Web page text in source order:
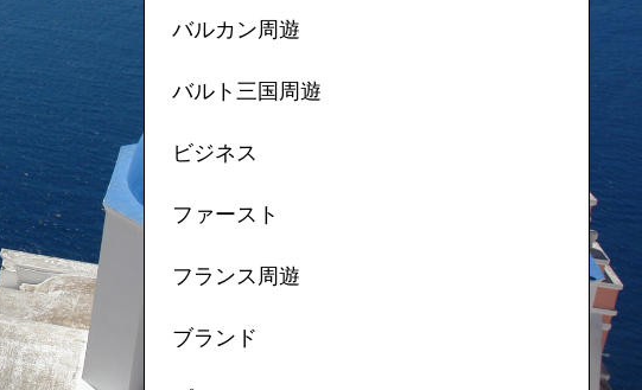
バルカン周遊
バルト三国周遊
ビジネス
ファースト
フランス周遊
ブランド